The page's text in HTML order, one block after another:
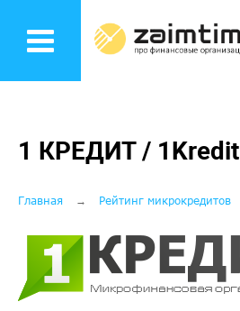
основному
1 КРЕДИТ / 1Kredit
Строка
навигации
Главная Рейтинг микрокредитов